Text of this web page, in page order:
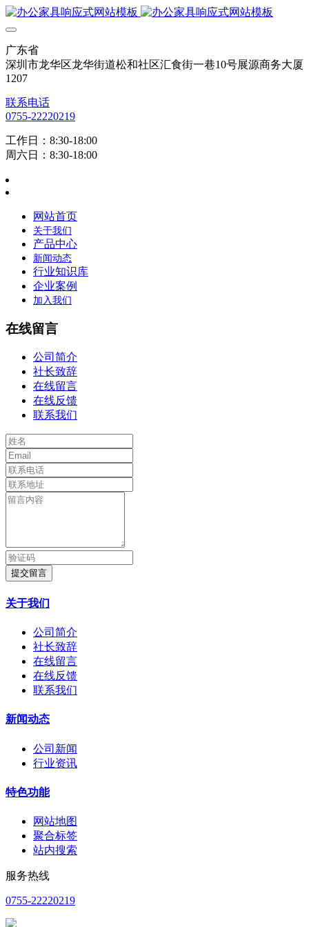
广东省
深圳市龙华区龙华街道松和社区汇食街一巷10号展源商务大厦
1207
联系电话
0755-22220219
工作日：8:30-18:00
周六日：8:30-18:00
网站首页
关于我们
产品中心
新闻动态
行业知识库
企业案例
加入我们
在线留言
公司简介
社长致辞
在线留言
在线反馈
联系我们
提交留言
关于我们
公司简介
社长致辞
在线留言
在线反馈
联系我们
新闻动态
公司新闻
行业资讯
特色功能
网站地图
聚合标签
站内搜索
服务热线
0755-22220219